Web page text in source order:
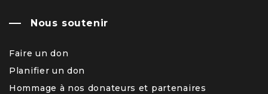
Nous soutenir
Faire un don
Planifier un don
Hommage à nos donateurs et partenaires